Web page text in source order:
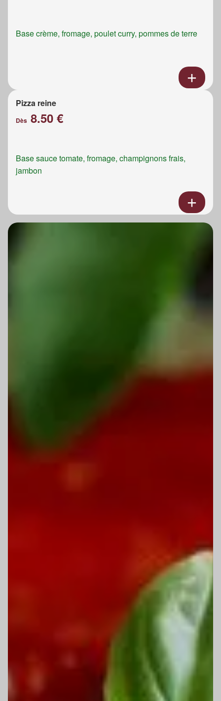
Base crème, fromage, poulet curry, pommes de terre
Pizza reine
Dès 8.50 €
Base sauce tomate, fromage, champignons frais,
jambon